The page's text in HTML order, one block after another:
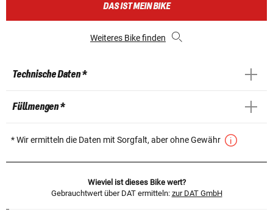
DAS IST MEIN BIKE
Weiteres Bike finden
Technische Daten *
Füllmengen *
* Wir ermitteln die Daten mit Sorgfalt, aber ohne Gewähr
Wieviel ist dieses Bike wert?
Gebrauchtwert über DAT ermitteln: zur DAT GmbH